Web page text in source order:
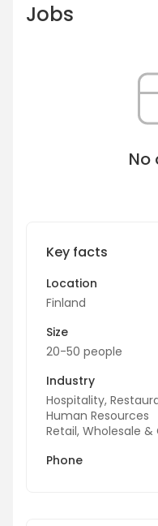
Jobs
No
Key facts
Location
Finland
Size
20-50 people
Industry
Hospitality,
Human Resources
Retail, Wholesale
Phone